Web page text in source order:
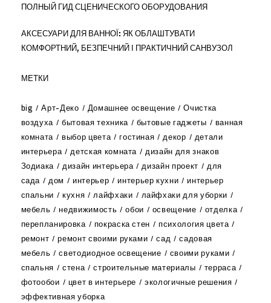
ПОЛНЫЙ ГИД СЦЕНИЧЕСКОГО ОБОРУДОВАНИЯ
АКСЕСУАРИ ДЛЯ ВАННОЇ: ЯК ОБЛАШТУВАТИ
КОМФОРТНИЙ, БЕЗПЕЧНИЙ І ПРАКТИЧНИЙ САНВУЗОЛ
МЕТКИ
big Арт-Деко Домашнее освещение
Очистка
воздуха
бытовая техника бытовые гаджеты
ванная
комната
выбор цвета гостиная декор
детали
интерьера
детская комната
дизайн для знаков
Зодиака
дизайн интерьера дизайн проект
для
сада
дом интерьер интерьер кухни
интерьер
спальни
кухня лайфхаки
лайфхаки для уборки
мебель
недвижимость обои освещение
отделка
перепланировка
покраска стен
психология цвета
ремонт
ремонт своими руками сад
садовая
мебель
светодиодное освещение
своими руками
спальня
стена строительные материалы
терраса
фотообои
цвет в интерьере
экологичные решения
эффективная уборка